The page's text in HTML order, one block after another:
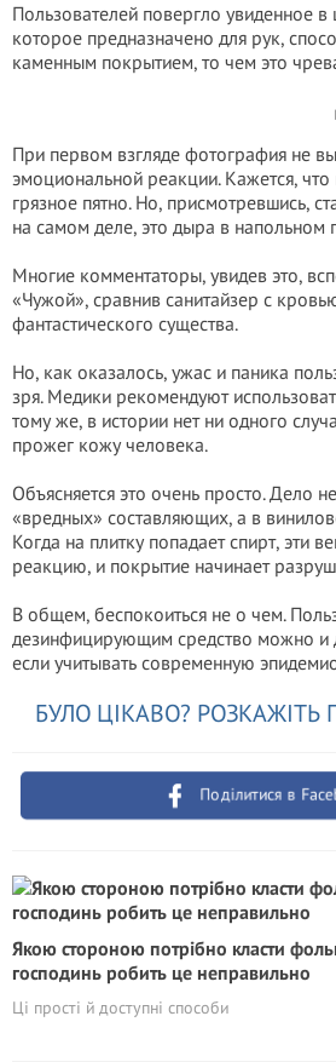
Пользователей повергло увиденное в
которое предназначено для рук,
каменным покрытием, то чем это
При первом взгляде фотография не
эмоциональной реакции. Кажется, что
грязное пятно. Но, присмотревшись,
на самом деле, это дыра в напольном
Многие комментаторы, увидев это,
«Чужой», сравнив санитайзер с
фантастического существа.
Но, как оказалось, ужас и паника
зря. Медики рекомендуют
тому же, в истории нет ни одного
прожег кожу человека.
Объясняется это очень просто. Дело
«вредных» составляющих, а в
Когда на плитку попадает спирт, эти
реакцию, и покрытие начинает
В общем, беспокоиться не о чем.
дезинфицирующим средство можно и
если учитывать современную
БУЛО ЦІКАВО?
Поділитися в
Якою стороною потрібно класти
господинь робить це неправильно
Ці прості й доступні способи